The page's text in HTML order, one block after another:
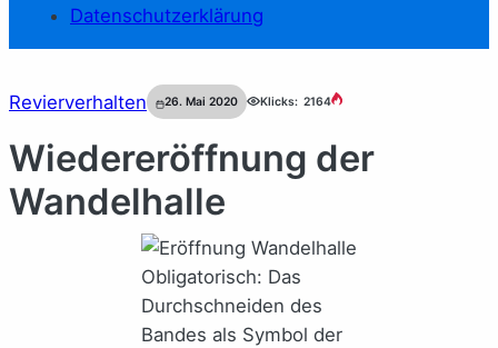
Datenschutzerklärung
Revierverhalten 26. Mai 2020 Klicks: 2164
Wiedereröffnung der
Wandelhalle
Obligatorisch: Das
Durchschneiden des
Bandes als Symbol der